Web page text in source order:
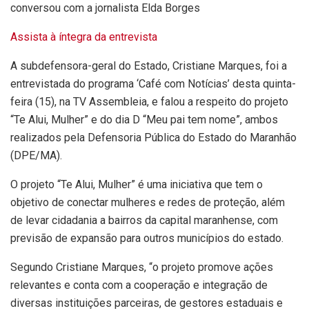
conversou com a jornalista Elda Borges
Assista à íntegra da entrevista
A subdefensora-geral do Estado, Cristiane Marques, foi a
entrevistada do programa ‘Café com Notícias’ desta quinta-
feira (15), na TV Assembleia, e falou a respeito do projeto
“Te Alui, Mulher” e do dia D “Meu pai tem nome”, ambos
realizados pela Defensoria Pública do Estado do Maranhão
(DPE/MA).
O projeto “Te Alui, Mulher” é uma iniciativa que tem o
objetivo de conectar mulheres e redes de proteção, além
de levar cidadania a bairros da capital maranhense, com
previsão de expansão para outros municípios do estado.
Segundo Cristiane Marques, “o projeto promove ações
relevantes e conta com a cooperação e integração de
diversas instituições parceiras, de gestores estaduais e